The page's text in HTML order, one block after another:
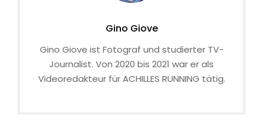
Gino Giove
Gino Giove ist Fotograf und studierter TV-
Journalist. Von 2020 bis 2021 war er als
Videoredakteur für ACHILLES RUNNING tätig.